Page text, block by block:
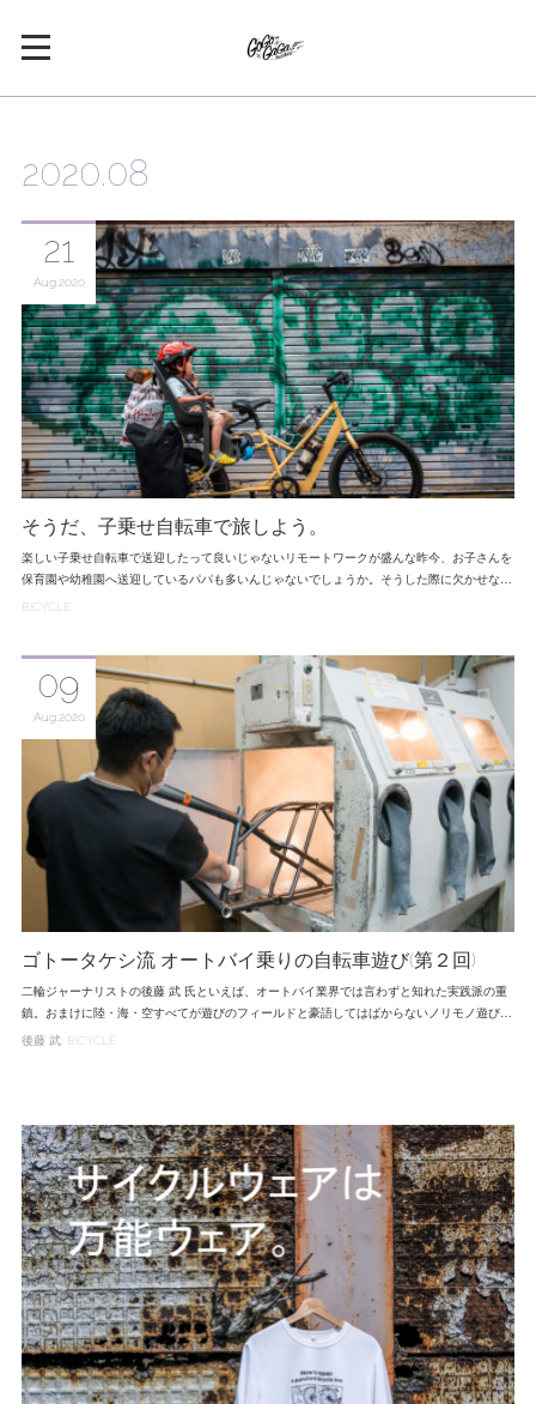
2020.08
そうだ、子乗せ自転車で旅しよう。
楽しい子乗せ自転車で送迎したって良いじゃないリモートワークが盛んな昨今、お子さんを
保育園や幼稚園へ送迎しているパパも多いんじゃないでしょうか。そうした際に欠かせな…
21
Aug 2020
BICYCLE
ゴトータケシ流 オートバイ乗りの自転車遊び(第２回)
二輪ジャーナリストの後藤 武 氏といえば、オートバイ業界では言わずと知れた実践派の重
鎮。おまけに陸・海・空すべてが遊びのフィールドと豪語してはばからないノリモノ遊び…
09
Aug 2020
後藤 武 BICYCLE